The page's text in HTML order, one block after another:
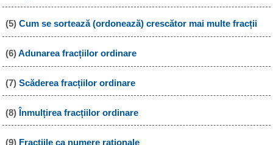
(5) Cum se sortează (ordonează) crescător mai multe fracții
(6)Adunarea fracțiilor ordinare
(7) Scăderea fracțiilor ordinare
(8) Înmulțirea fracțiilor ordinare
(9) Fracțiile ca numere raționale